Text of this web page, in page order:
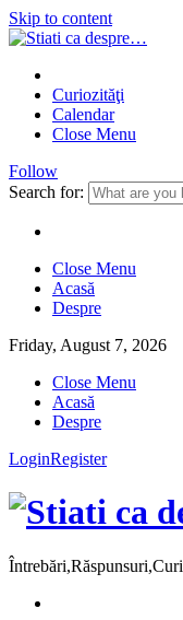
Skip to content
Curiozităţi
Calendar
Close Menu
Follow
Search for:
Close Menu
Acasă
Despre
Friday, August 7, 2026
Close Menu
Acasă
Despre
LoginRegister